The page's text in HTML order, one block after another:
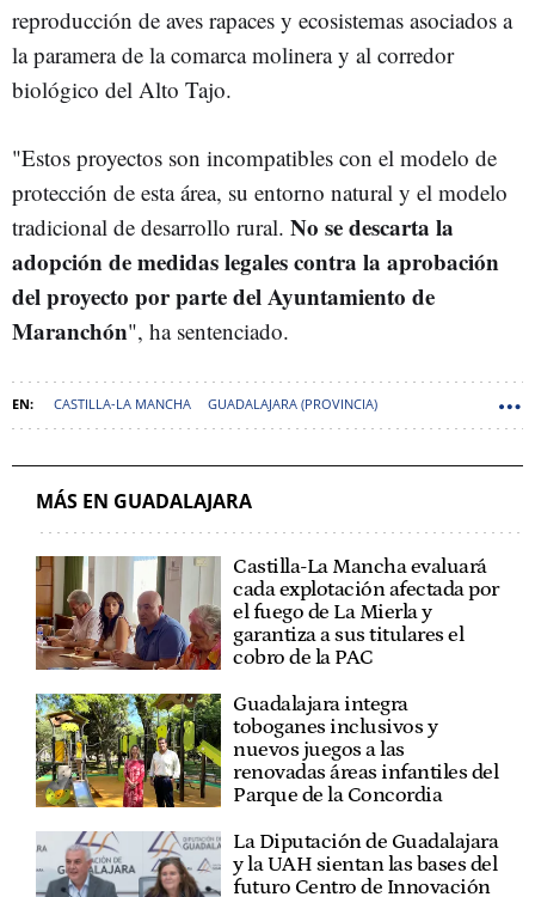
reproducción de aves rapaces y ecosistemas asociados a
la paramera de la comarca molinera y al corredor
biológico del Alto Tajo.
"Estos proyectos son incompatibles con el modelo de
protección de esta área, su entorno natural y el modelo
tradicional de desarrollo rural. No se descarta la
adopción de medidas legales contra la aprobación
del proyecto por parte del Ayuntamiento de
Maranchón", ha sentenciado.
CASTILLA-LA MANCHA GUADALAJARA (PROVINCIA)
MÁS EN GUADALAJARA
Castilla-La Mancha evaluará
cada explotación afectada por
el fuego de La Mierla y
garantiza a sus titulares el
cobro de la PAC
Guadalajara integra
toboganes inclusivos y
nuevos juegos a las
renovadas áreas infantiles del
Parque de la Concordia
La Diputación de Guadalajara
y la UAH sientan las bases del
futuro Centro de Innovación